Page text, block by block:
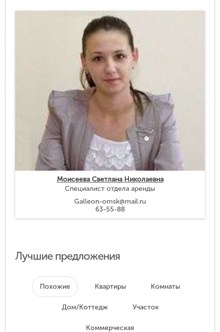
Моисеева Светлана Николаевна
Специалист отдела аренды
Galleon-omsk@mail.ru
63-55-88
Лучшие предложения
Похожие Квартиры Комнаты
Дом/Коттедж Участок
Коммерческая